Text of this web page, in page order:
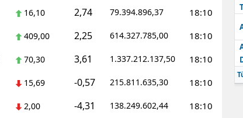
16,10 2,74 79.394.896,37 18:10
409,00 2,25 614.327.785,00 18:10
70,30 3,61 1.337.212.137,50 18:10
15,69 -0,57 215.811.635,30 18:10
2,00 -4,31 138.249.602,44 18:10